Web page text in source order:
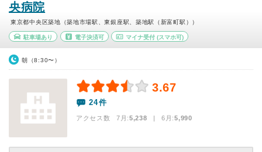
央病院
東京都中央区築地（築地市場駅、東銀座駅、築地駅（新富町駅））
駐車場あり 電子決済可 マイナ受付 (スマホ可)
朝（8:30〜）
3.67
24件
アクセス数 7月:5,238 | 6月:5,990